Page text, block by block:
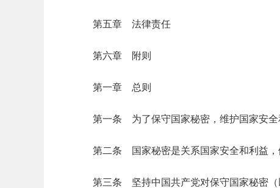
第五章 法律责任
第六章 附则
第一章 总则
第一条 为了保守国家秘密，维护国家安全
第二条 国家秘密是关系国家安全和利益，
第三条 坚持中国共产党对保守国家秘密（